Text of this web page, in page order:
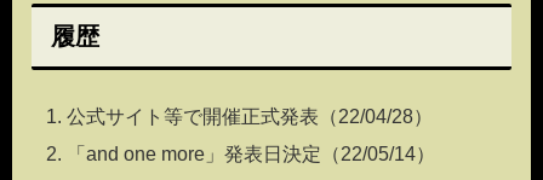
履歴
公式サイト等で開催正式発表 （22/04/28）
「and one more」発表日決定（22/05/14）